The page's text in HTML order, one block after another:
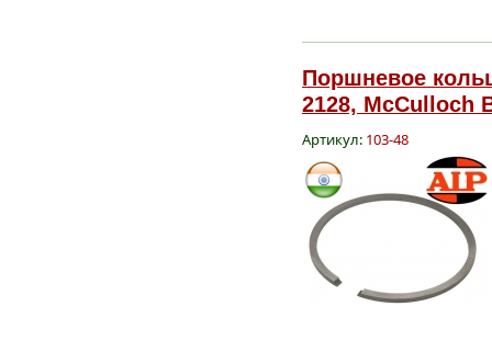
Поршневое
2128, McCulloch
Артикул: 103-48